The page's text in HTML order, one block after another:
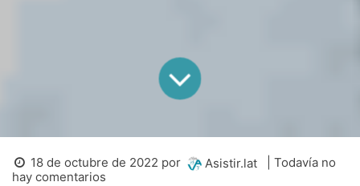
18 de octubre de 2022 por Asistir.lat
| Todavía no
hay comentarios